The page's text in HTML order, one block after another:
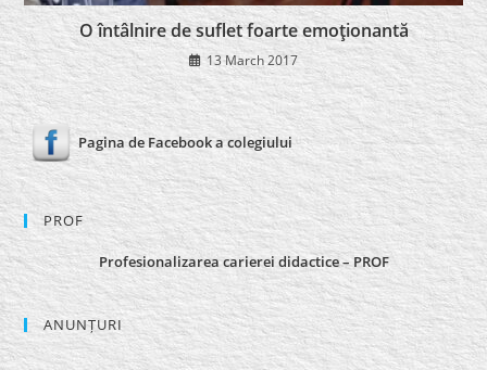
O întâlnire de suflet foarte emoţionantă
13 March 2017
Pagina de Facebook a colegiului
PROF
Profesionalizarea carierei didactice – PROF
ANUNȚURI